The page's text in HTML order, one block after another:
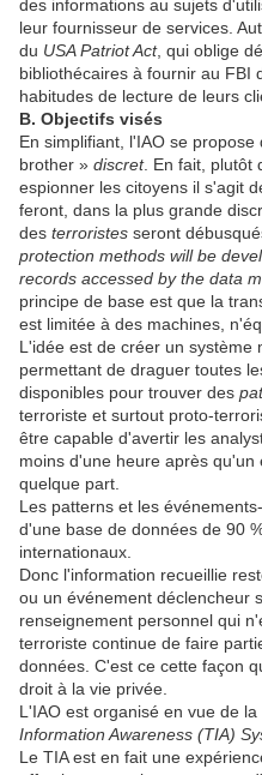
des informations au sujets
leur fournisseur de services.
du USA Patriot Act, qui oblige
bibliothécaires à fournir au FBI
habitudes de lecture de leurs
B. Objectifs visés
En simplifiant, l'IAO se propose
brother » discret. En fait, plutôt
espionner les citoyens il s'agit
feront, dans la plus grande
des terroristes seront
protection methods will be
records accessed by the data
principe de base est que la
est limitée à des machines,
L'idée est de créer un système
permettant de draguer toutes
disponibles pour trouver des
terroriste et surtout proto-
être capable d'avertir les
moins d'une heure après
quelque part.
Les patterns et les
d'une base de données de 90
internationaux.
Donc l'information recueillie
ou un événement déclencheur
renseignement personnel qui
terroriste continue de faire
données. C'est ce cette façon
droit à la vie privée.
L'IAO est organisé en vue de
Information Awareness (TIA)
Le TIA est en fait une